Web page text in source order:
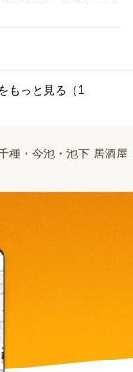
もっと見る（ 1
種・今池・池下 居酒屋